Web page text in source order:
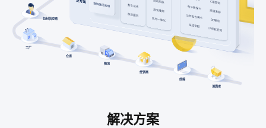
包材供应商
工厂
仓库
物流
经销商
终端
消费者
解决方案